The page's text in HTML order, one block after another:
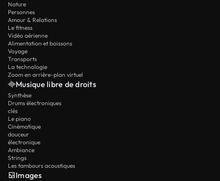
Nature
Personnes
Amour & Relations
Le fitness
Vidéo aérienne
Alimentation et boissons
Voyage
Transports
La technologie
Zoom en arrière-plan virtuel
Musique libre de droits
Synthèse
Drums électroniques
clés
Le piano
Cinématique
douceur
électronique
Ambiance
Strings
Les tambours acoustiques
Images